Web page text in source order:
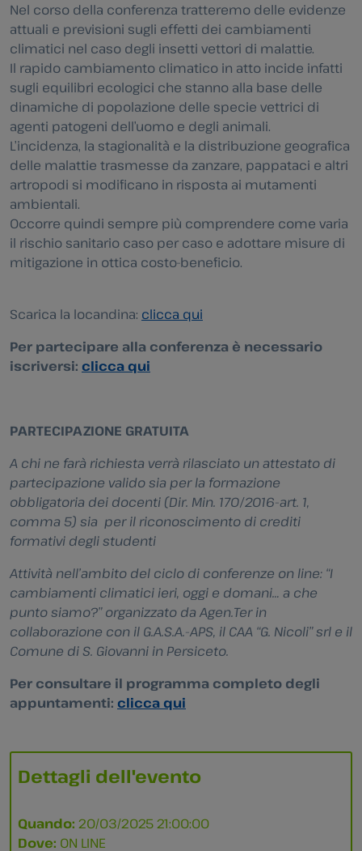
Nel corso della conferenza tratteremo delle evidenze
attuali e previsioni sugli effetti dei cambiamenti
climatici nel caso degli insetti vettori di malattie.
Il rapido cambiamento climatico in atto incide infatti
sugli equilibri ecologici che stanno alla base delle
dinamiche di popolazione delle specie vettrici di
agenti patogeni dell’uomo e degli animali.
L’incidenza, la stagionalità e la distribuzione geografica
delle malattie trasmesse da zanzare, pappataci e altri
artropodi si modificano in risposta ai mutamenti
ambientali.
Occorre quindi sempre più comprendere come varia
il rischio sanitario caso per caso e adottare misure di
mitigazione in ottica costo-beneficio.
Scarica la locandina: clicca qui
Per partecipare alla conferenza è necessario
iscriversi: clicca qui
PARTECIPAZIONE GRATUITA
A chi ne farà richiesta verrà rilasciato un attestato di
partecipazione valido sia per la formazione
obbligatoria dei docenti (Dir. Min. 170/2016-art. 1,
comma 5) sia per il riconoscimento di crediti
formativi degli studenti
Attività nell’ambito del ciclo di conferenze on line: “I
cambiamenti climatici ieri, oggi e domani… a che
punto siamo?” organizzato da Agen.Ter in
collaborazione con il G.A.S.A.-APS, il CAA “G. Nicoli” srl e il
Comune di S. Giovanni in Persiceto.
Per consultare il programma completo degli
appuntamenti: clicca qui
Dettagli dell'evento
Quando: 20/03/2025 21:00:00
Dove: ON LINE